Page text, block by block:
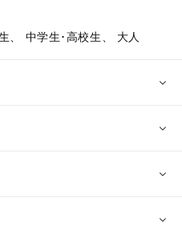
、 中学生･高校生、 大人
◯